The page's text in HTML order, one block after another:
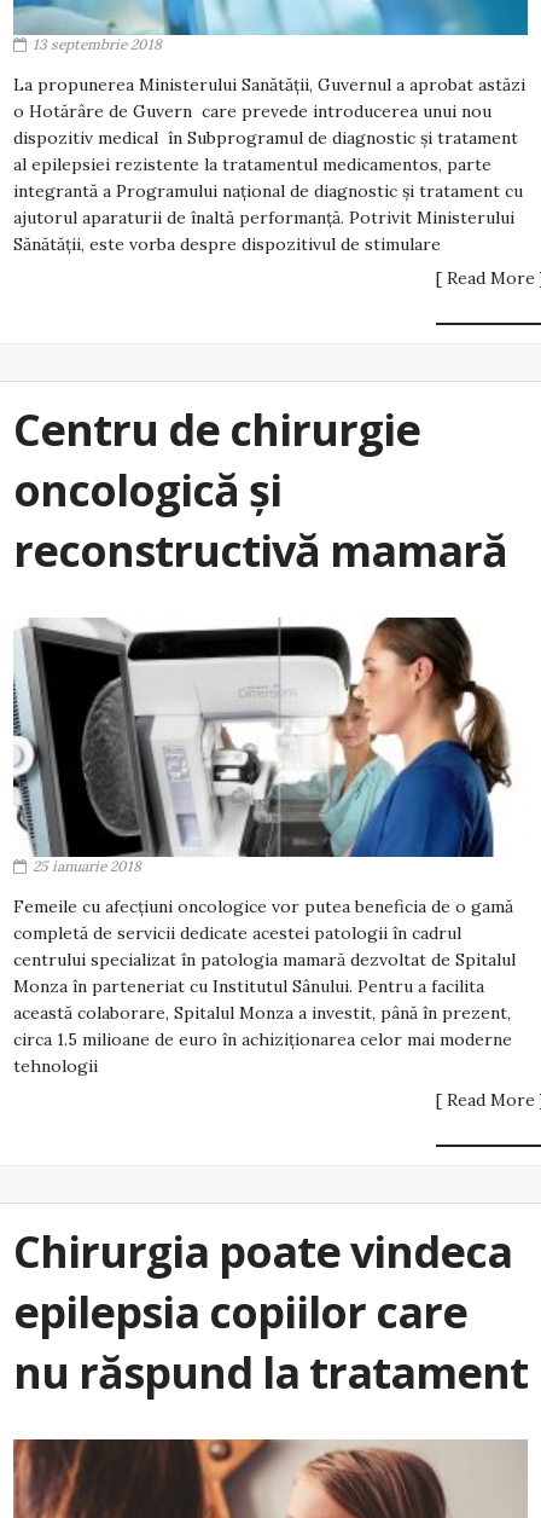
13 septembrie 2018
La propunerea Ministerului Sanătății, Guvernul a aprobat astăzi
o Hotărâre de Guvern care prevede introducerea unui nou
dispozitiv medical în Subprogramul de diagnostic şi tratament
al epilepsiei rezistente la tratamentul medicamentos, parte
integrantă a Programului naţional de diagnostic şi tratament cu
ajutorul aparaturii de înaltă performanţă. Potrivit Ministerului
Sănătății, este vorba despre dispozitivul de stimulare
[ Read More
Centru de chirurgie
oncologică și
reconstructivă mamară
25 ianuarie 2018
Femeile cu afecțiuni oncologice vor putea beneficia de o gamă
completă de servicii dedicate acestei patologii în cadrul
centrului specializat în patologia mamară dezvoltat de Spitalul
Monza în parteneriat cu Institutul Sânului. Pentru a facilita
această colaborare, Spitalul Monza a investit, până în prezent,
circa 1.5 milioane de euro în achiziționarea celor mai moderne
tehnologii
[ Read More
Chirurgia poate vindeca
epilepsia copiilor care
nu răspund la tratament